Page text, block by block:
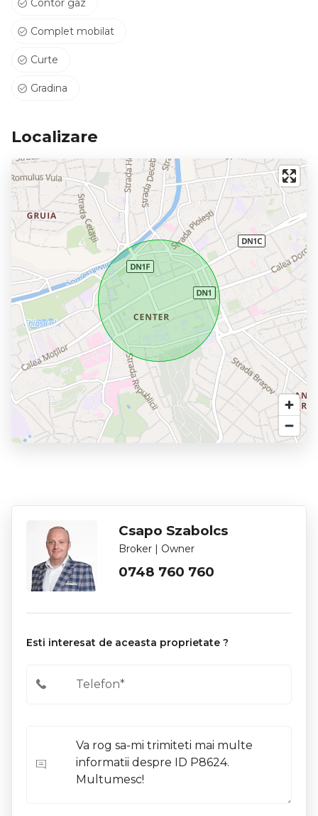
Contor gaz
Complet mobilat
Curte
Gradina
Localizare
Csapo Szabolcs
Broker | Owner
0748 760 760
Esti interesat de aceasta proprietate ?